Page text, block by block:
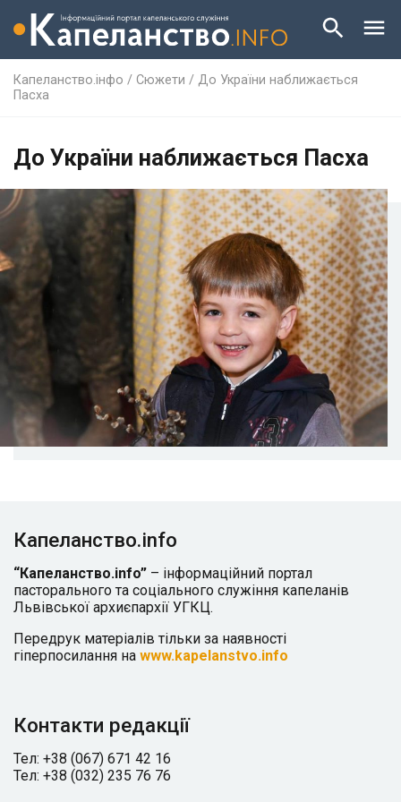
Капеланство.інфо / Сюжети / До України наближається
Пасха
До України наближається Пасха
Капеланство.info
“Капеланство.info” – інформаційний портал
пасторального та соціального служіння капеланів
Львівської архиєпархії УГКЦ.
Передрук матеріалів тільки за наявності
гіперпосилання на www.kapelanstvo.info
Контакти редакції
Тел: +38 (067) 671 42 16
Тел: +38 (032) 235 76 76